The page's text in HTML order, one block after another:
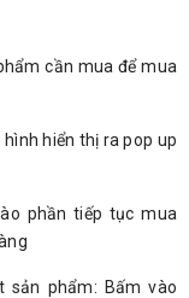
cần mua để mua
hiển thị ra pop up
phần tiếp tục mua
sản phẩm: Bấm vào